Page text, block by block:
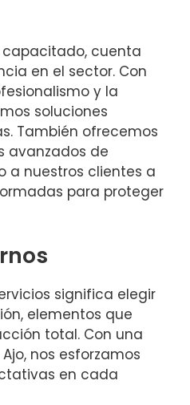
capacitado, cuenta
en el sector. Con
y la
soluciones
También ofrecemos
avanzados de
a nuestros clientes a
para proteger
significa elegir
elementos que
total. Con una
nos esforzamos
en cada